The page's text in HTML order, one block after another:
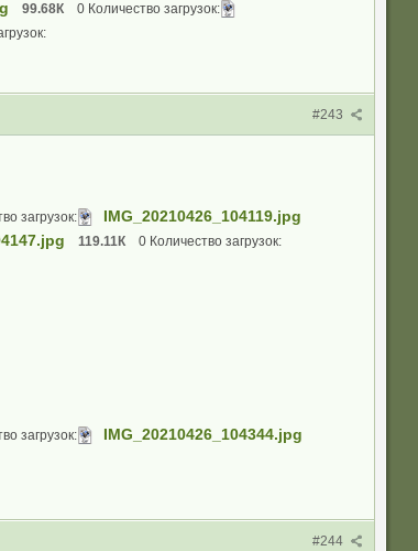
99.68К 0 Количество загрузок:
#243
загрузок: IMG_20210426_104119.jpg
119.11К 0 Количество загрузок:
загрузок: IMG_20210426_104344.jpg
#244